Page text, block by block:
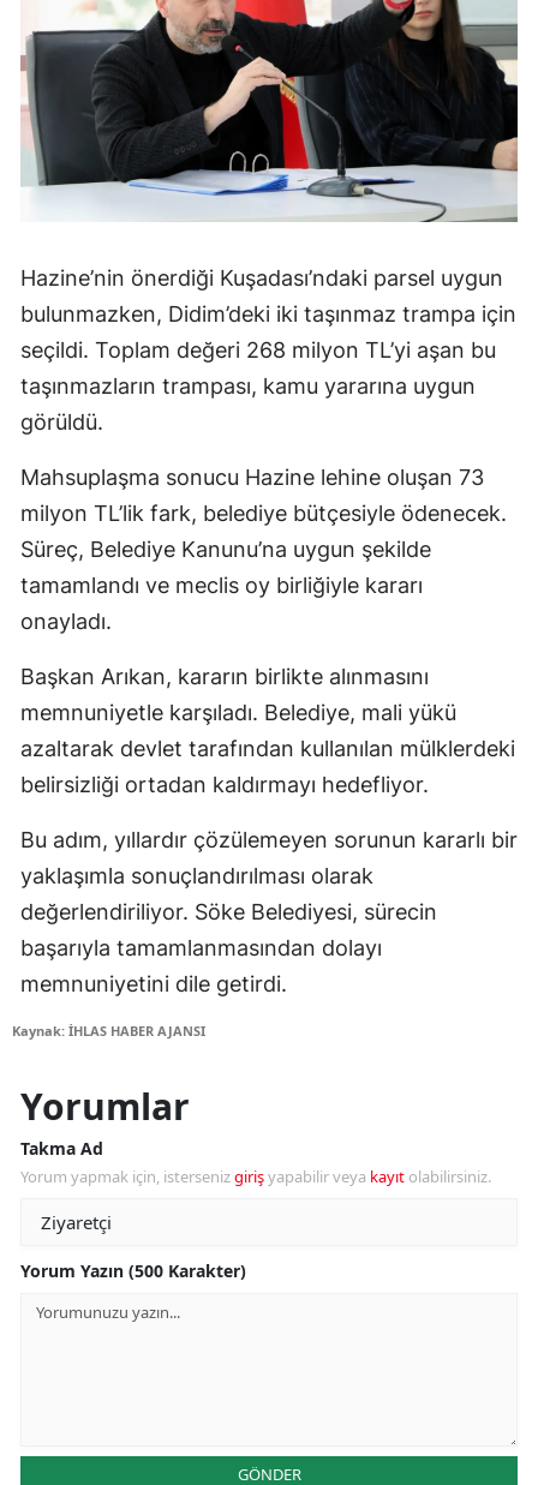
Hazine’nin önerdiği Kuşadası’ndaki parsel uygun
bulunmazken, Didim’deki iki taşınmaz trampa için
seçildi. Toplam değeri 268 milyon TL’yi aşan bu
taşınmazların trampası, kamu yararına uygun
görüldü.
Mahsuplaşma sonucu Hazine lehine oluşan 73
milyon TL’lik fark, belediye bütçesiyle ödenecek.
Süreç, Belediye Kanunu’na uygun şekilde
tamamlandı ve meclis oy birliğiyle kararı
onayladı.
Başkan Arıkan, kararın birlikte alınmasını
memnuniyetle karşıladı. Belediye, mali yükü
azaltarak devlet tarafından kullanılan mülklerdeki
belirsizliği ortadan kaldırmayı hedefliyor.
Bu adım, yıllardır çözülemeyen sorunun kararlı bir
yaklaşımla sonuçlandırılması olarak
değerlendiriliyor. Söke Belediyesi, sürecin
başarıyla tamamlanmasından dolayı
memnuniyetini dile getirdi.
Kaynak: İHLAS HABER AJANSI
Yorumlar
Takma Ad
Yorum yapmak için, istersenizgirişyapabilir veya kayıt olabilirsiniz.
Yorum Yazın (500 Karakter)
GÖNDER